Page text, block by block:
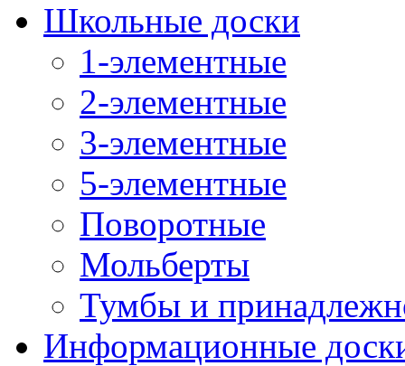
Школьные доски
1-элементные
2-элементные
3-элементные
5-элементные
Поворотные
Мольберты
Тумбы и
Информационные